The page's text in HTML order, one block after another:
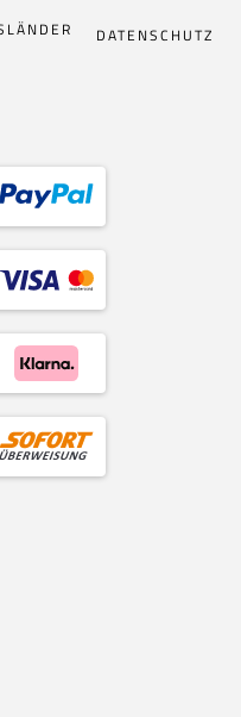
DATENSCHUTZ